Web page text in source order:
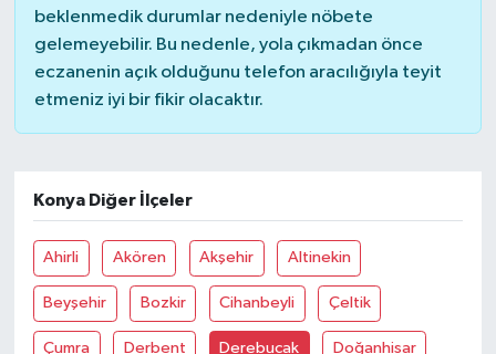
beklenmedik durumlar nedeniyle nöbete
gelemeyebilir. Bu nedenle, yola çıkmadan önce
eczanenin açık olduğunu telefon aracılığıyla teyit
etmeniz iyi bir fikir olacaktır.
Konya Diğer İlçeler
Ahirli Akören Akşehir Altinekin
Beyşehir Bozkir Cihanbeyli Çeltik
Çumra Derbent Derebucak Doğanhisar